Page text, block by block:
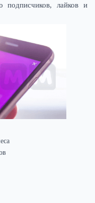
подписчиков, лайков и